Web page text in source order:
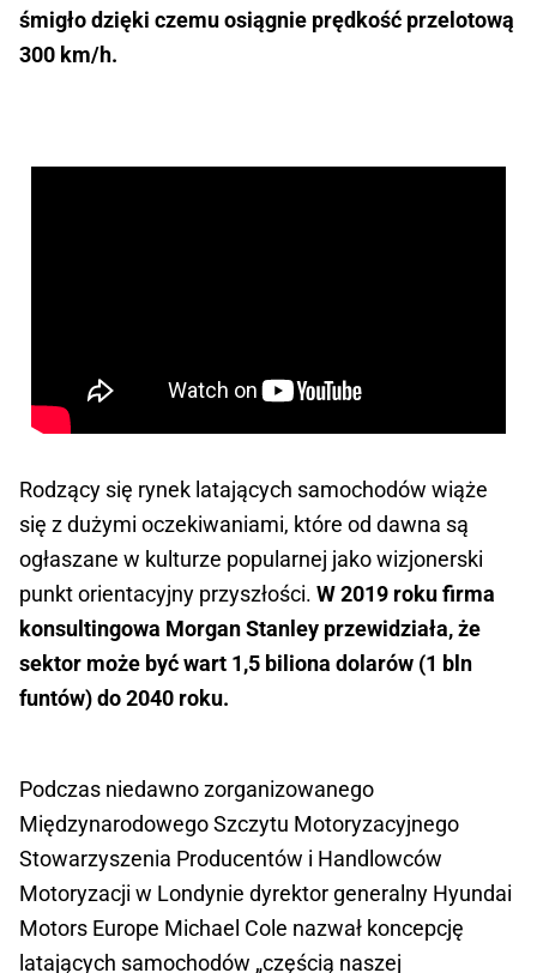
śmigło dzięki czemu osiągnie prędkość przelotową
300 km/h.
Rodzący się rynek latających samochodów wiąże
się z dużymi oczekiwaniami, które od dawna są
ogłaszane w kulturze popularnej jako wizjonerski
punkt orientacyjny przyszłości. W 2019 roku firma
konsultingowa Morgan Stanley przewidziała, że ​​
sektor może być wart 1,5 biliona dolarów (1 bln
funtów) do 2040 roku.
Podczas niedawno zorganizowanego
Międzynarodowego Szczytu Motoryzacyjnego
Stowarzyszenia Producentów i Handlowców
Motoryzacji w Londynie dyrektor generalny Hyundai
Motors Europe Michael Cole nazwał koncepcję
latających samochodów „częścią naszej